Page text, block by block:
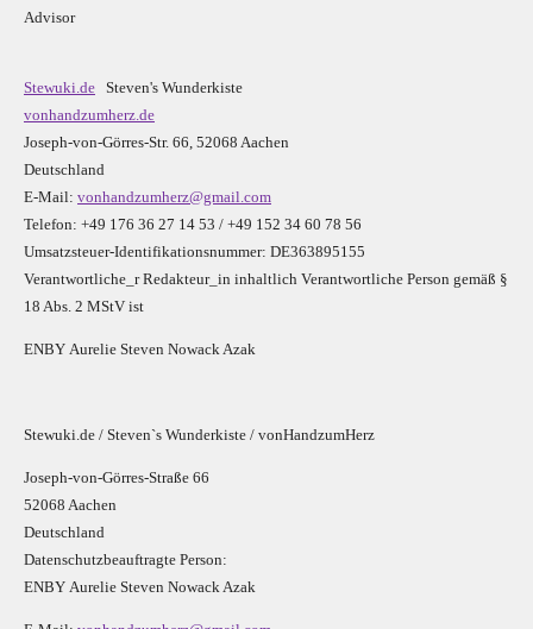
Advisor
Stewuki.de Steven's Wunderkiste
vonhandzumherz.de
Joseph-von-Görres-Str. 66, 52068 Aachen
Deutschland
E-Mail: vonhandzumherz@gmail.com
Telefon: +49 176 36 27 14 53 / +49 152 34 60 78 56
Umsatzsteuer-Identifikationsnummer: DE363895155
Verantwortliche_r Redakteur_in inhaltlich Verantwortliche Person gemäß §
18 Abs. 2 MStV ist
ENBY Aurelie Steven Nowack Azak
Stewuki.de / Steven`s Wunderkiste / vonHandzumHerz
Joseph-von-Görres-Straße 66
52068 Aachen
Deutschland
Datenschutzbeauftragte Person:
ENBY Aurelie Steven Nowack Azak